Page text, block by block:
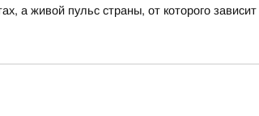
а живой пульс страны, от которого